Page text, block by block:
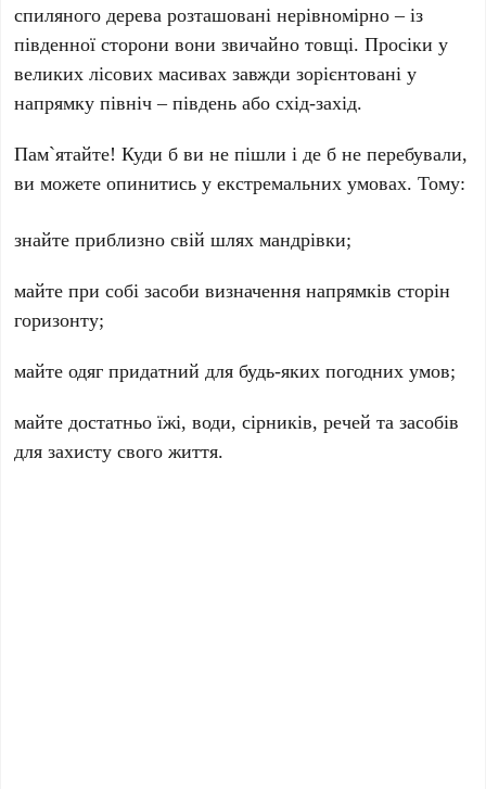
спиляного дерева розташовані нерівномірно – із
південної сторони вони звичайно товщі. Просіки у
великих лісових масивах завжди зорієнтовані у
напрямку північ – південь або схід-захід.
Пам`ятайте! Куди б ви не пішли і де б не перебували,
ви можете опинитись у екстремальних умовах. Тому:
знайте приблизно свій шлях мандрівки;
майте при собі засоби визначення напрямків сторін
горизонту;
майте одяг придатний для будь-яких погодних умов;
майте достатньо їжі, води, сірників, речей та засобів
для захисту свого життя.